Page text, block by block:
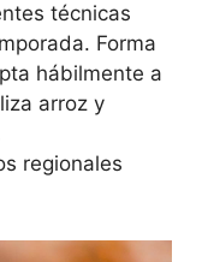
técnicas
Forma
hábilmente a
arroz y
regionales